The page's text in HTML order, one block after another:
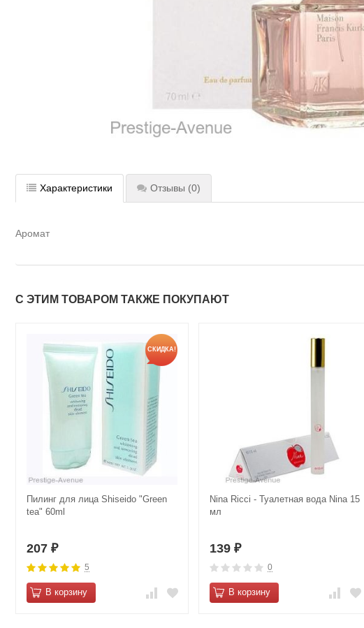
Характеристики Отзывы (0)
Аромат
С ЭТИМ ТОВАРОМ ТАКЖЕ ПОКУПАЮТ
СКИДКА!
Пилинг для лица Shiseido "Green
tea" 60ml
207 ₽
5
В корзину
Nina Ricci - Туалетная вода Nina 15
мл
139 ₽
0
В корзину